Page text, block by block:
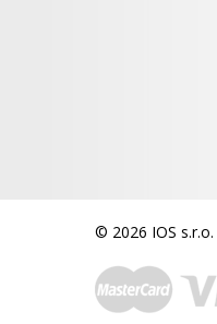
© 2026 IOS s.r.o.